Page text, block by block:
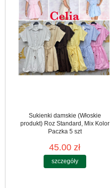
Sukienki damskie (Włoskie
produkt) Roz Standard, Mix Kolor
Paczka 5 szt
45.00 zł
szczegóły